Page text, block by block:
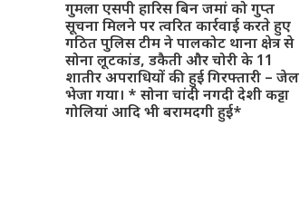
गुमला एसपी हारिस बिन जमां को गुप्त
सूचना मिलने पर त्वरित कार्रवाई करते हुए
गठित पुलिस टीम ने पालकोट थाना क्षेत्र से
सोना लूटकांड, डकैती और चोरी के 11
शातीर अपराधियों की हुई गिरफ्तारी – जेल
भेजा गया। * सोना चांदी नगदी देशी कट्टा
गोलियां आदि भी बरामदगी हुई*